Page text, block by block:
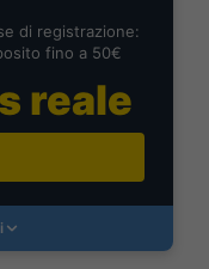
di registrazione:
fino a 50€
reale